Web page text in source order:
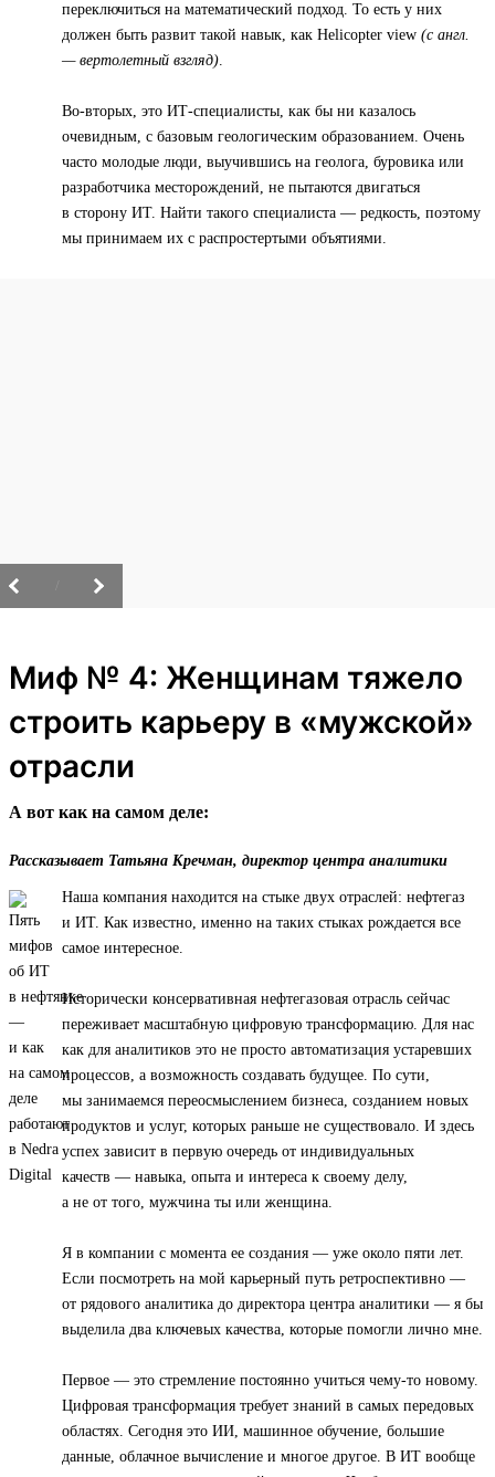
переключиться на математический подход. То есть у них
должен быть развит такой навык, как Helicopter view (с англ.
— вертолетный взгляд).
Во-вторых, это ИТ-специалисты, как бы ни казалось
очевидным, с базовым геологическим образованием. Очень
часто молодые люди, выучившись на геолога, буровика или
разработчика месторождений, не пытаются двигаться
в сторону ИТ. Найти такого специалиста — редкость, поэтому
мы принимаем их с распростертыми объятиями.
Миф № 4: Женщинам тяжело
строить карьеру в «мужской»
отрасли
А вот как на самом деле:
Рассказывает Татьяна Кречман, директор центра аналитики
Наша компания находится на стыке двух отраслей: нефтегаз
и ИТ. Как известно, именно на таких стыках рождается все
самое интересное.
Исторически консервативная нефтегазовая отрасль сейчас
переживает масштабную цифровую трансформацию. Для нас
как для аналитиков это не просто автоматизация устаревших
процессов, а возможность создавать будущее. По сути,
мы занимаемся переосмыслением бизнеса, созданием новых
продуктов и услуг, которых раньше не существовало. И здесь
успех зависит в первую очередь от индивидуальных
качеств — навыка, опыта и интереса к своему делу,
а не от того, мужчина ты или женщина.
Я в компании с момента ее создания — уже около пяти лет.
Если посмотреть на мой карьерный путь ретроспективно —
от рядового аналитика до директора центра аналитики — я бы
выделила два ключевых качества, которые помогли лично мне.
Первое — это стремление постоянно учиться чему-то новому.
Цифровая трансформация требует знаний в самых передовых
областях. Сегодня это ИИ, машинное обучение, большие
данные, облачное вычисление и многое другое. В ИТ вообще